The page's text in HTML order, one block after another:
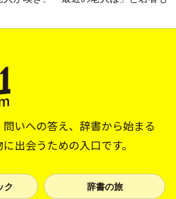
いへの答え、辞書から始まる
出会うための入口です。
ク 辞書の旅